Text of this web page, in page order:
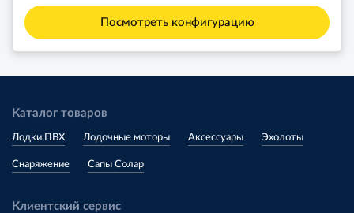
Посмотреть конфигурацию
Каталог товаров
Лодки ПВХ Лодочные моторы Аксессуары Эхолоты
Снаряжение Сапы Солар
Клиентский сервис